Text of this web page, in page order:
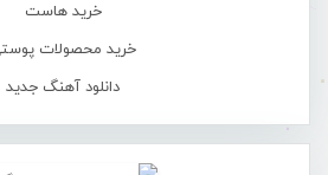
خرید هاست
خرید محصولات
دانلود آهنگ جدید